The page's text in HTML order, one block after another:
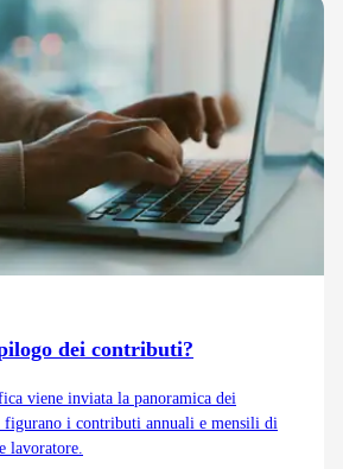
dei contributi?
viene inviata la panoramica dei
i contributi annuali e mensili di
lavoratore.